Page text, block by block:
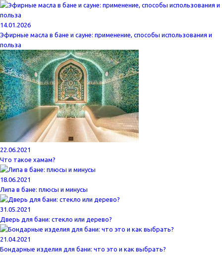
14.01.2026
Эфирные масла в бане и сауне: применение, способы использования и
польза
22.06.2021
Что такое хамам?
18.06.2021
Липа в бане: плюсы и минусы
31.05.2021
Дверь для бани: стекло или дерево?
21.04.2021
Бондарные изделия для бани: что это и как выбрать?